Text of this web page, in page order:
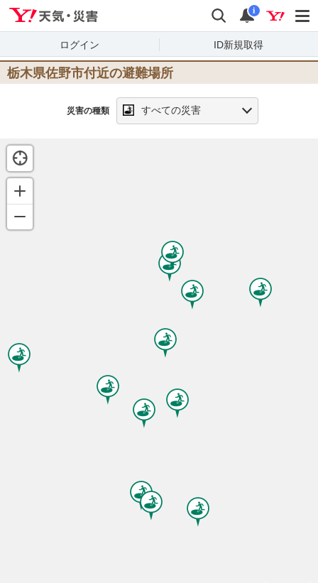
検索 通知
i
ログイン ID新規取得
栃木県佐野市付近の避難場所
災害の種類 すべての災害